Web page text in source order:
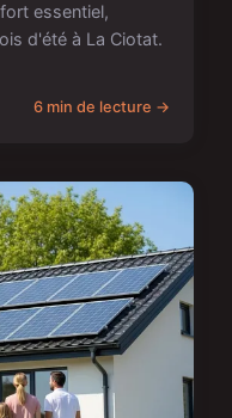
essentiel,
d'été à La Ciotat.
6 min de lecture →